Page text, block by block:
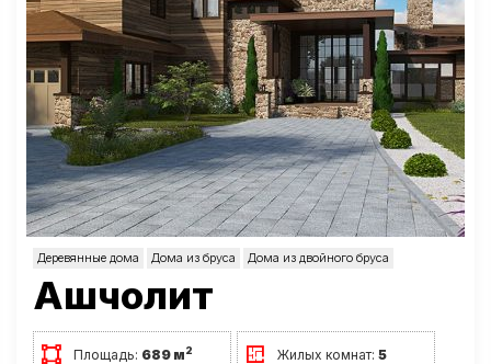
Деревянные дома Дома из бруса Дома из двойного бруса
Ашчолит
Площадь: 689 м2 Жилых комнат:5